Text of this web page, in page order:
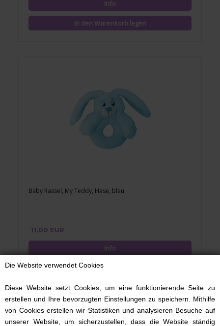
Die Website verwendet Cookies
Diese Website setzt Cookies, um eine funktionierende Seite zu
erstellen und Ihre bevorzugten Einstellungen zu speichern. Mithilfe
von Cookies erstellen wir Statistiken und analysieren Besuche auf
unserer Website, um sicherzustellen, dass die Website ständig
Baby Rassel, My Teddy, Hase, blau
11,00 EUR